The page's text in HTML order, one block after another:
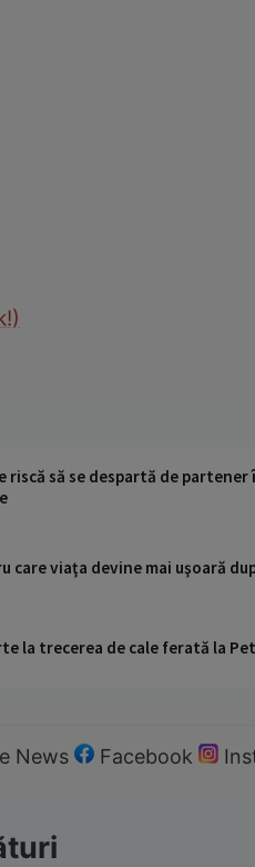
riscă să se despartă de
care viaţa devine mai uşoară
la trecerea de cale ferată la
News Facebook